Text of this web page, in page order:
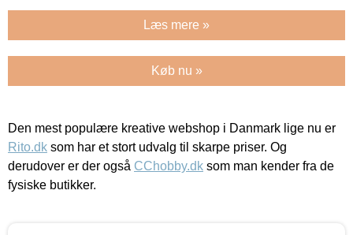
Læs mere »
Køb nu »
Den mest populære kreative webshop i Danmark lige nu er
Rito.dk som har et stort udvalg til skarpe priser. Og
derudover er der også CChobby.dk som man kender fra de
fysiske butikker.